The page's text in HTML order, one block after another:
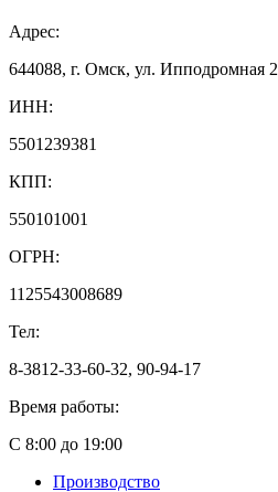
Адрес:
644088, г. Омск, ул. Ипподромная 2
ИНН:
5501239381
КПП:
550101001
ОГРН:
1125543008689
Тел:
8-3812-33-60-32, 90-94-17
Время работы:
С 8:00 до 19:00
Производство